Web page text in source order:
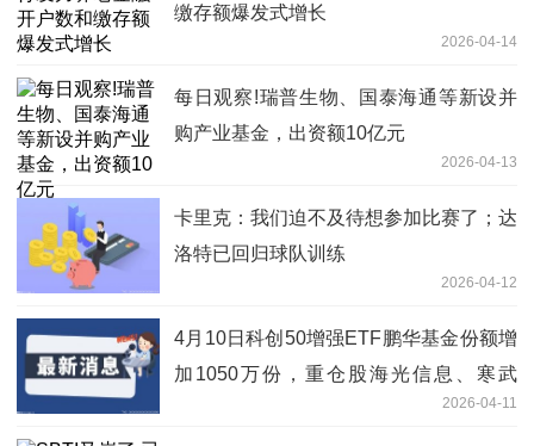
缴存额爆发式增长
2026-04-14
每日观察!瑞普生物、国泰海通等新设并
购产业基金，出资额10亿元
2026-04-13
卡里克：我们迫不及待想参加比赛了；达
洛特已回归球队训练
2026-04-12
4月10日科创50增强ETF鹏华基金份额增
加1050万份，重仓股海光信息、寒武
2026-04-11